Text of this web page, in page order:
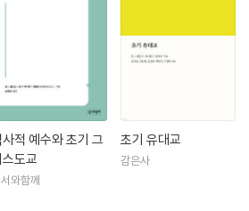
of the Dead Sea Scrolls and Oth
The Apocalyptic Imagination: An I
Literature (1998); The Bibl
Criticism in a Postmodern Age (2005)
사적 예수와 초기 그
스도교
와함께
초기 유대교
감은사